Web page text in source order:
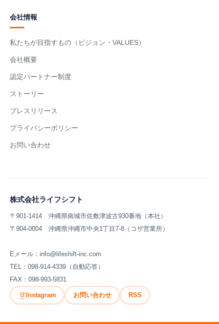
会社情報
私たちが目指すもの（ビジョン・VALUES）
会社概要
認定パートナー制度
ストーリー
プレスリリース
プライバシーポリシー
お問い合わせ
株式会社ライフシフト
〒901-1414 沖縄県南城市佐敷津波古930番地（本社）
〒904-0004 沖縄県沖縄市中央1丁目7-8（コザ営業所）
Eメール：info@lifeshift-inc.com
TEL：098-914-4339（自動応答）
FAX：098-993-5831
Instagram お問い合わせ RSS